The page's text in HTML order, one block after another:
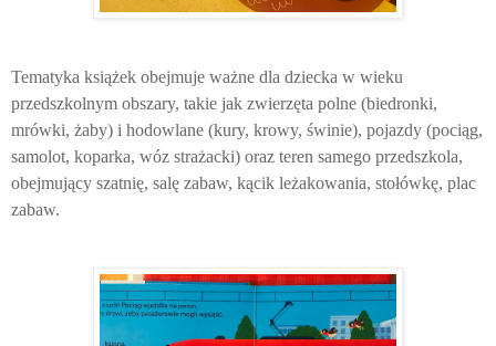
Tematyka książek obejmuje ważne dla dziecka w wieku
przedszkolnym obszary, takie jak zwierzęta polne (biedronki,
mrówki, żaby) i hodowlane (kury, krowy, świnie), pojazdy (pociąg,
samolot, koparka, wóz strażacki) oraz teren samego przedszkola,
obejmujący szatnię, salę zabaw, kącik leżakowania, stołówkę, plac
zabaw.